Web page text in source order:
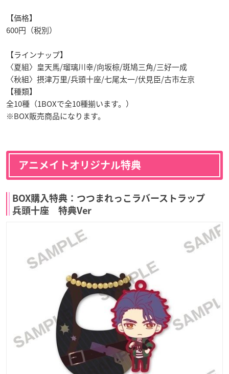
【価格】
600円（税別）
【ラインナップ】
〈夏組〉皇天馬/瑠璃川幸/向坂椋/斑鳩三角/三好一成
〈秋組〉摂津万里/兵頭十座/七尾太一/伏見臣/古市左京
【種類】
全10種（1BOXで全10種揃います。）
※BOX販売商品になります。
アニメイトオリジナル特典
BOX購入特典：つつまれっこラバーストラップ
兵頭十座 特典Ver